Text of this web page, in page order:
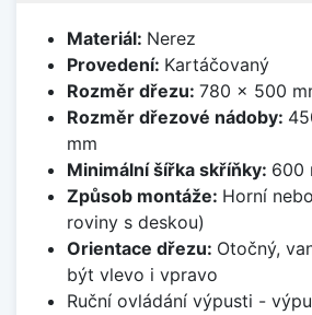
Materiál: Nerez
Provedení: Kartáčovaný
Rozměr dřezu: 780 x 500
Rozměr dřezové nádoby:
mm
Minimální šířka skříňky: 600
Způsob montáže: Horní
roviny s deskou)
Orientace dřezu: Otočný,
být vlevo i vpravo
Ruční ovládání výpusti -